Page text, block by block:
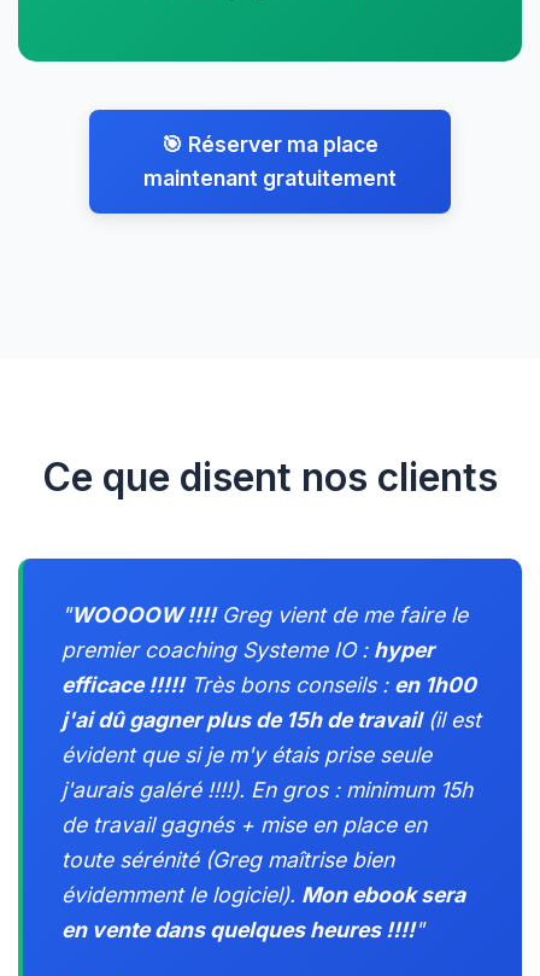
🎯 Réserver ma place
maintenant gratuitement
Ce que disent nos clients
"WOOOOW !!!!Greg vient de me faire le
premier coaching Systeme IO : hyper
efficace !!!!!Très bons conseils : en 1h00
j'ai dû gagner plus de 15h de travail(il est
évident que si je m'y étais prise seule
j'aurais galéré !!!!). En gros : minimum 15h
de travail gagnés + mise en place en
toute sérénité (Greg maîtrise bien
évidemment le logiciel). Mon ebook sera
en vente dans quelques heures !!!!"